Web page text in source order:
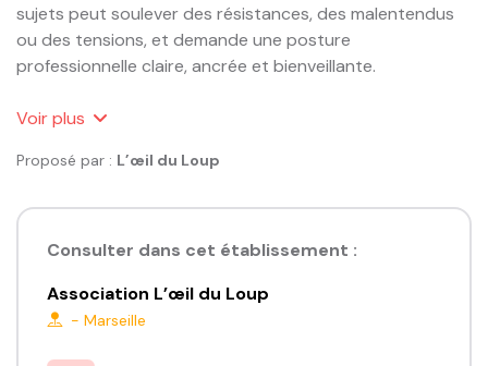
sujets peut soulever des résistances, des malentendus
ou des tensions, et demande une posture
professionnelle claire, ancrée et bienveillante.
Cette formation vise à accompagner les
sécurisant, à leur donner des repères pour comprendre
calme et recul aux situations complexes qu’ils·elles
peuvent rencontrer sur le terrain.
Public
Professionnel·les de santé, du social ou de l’EVARS
Voirplus
Proposé par : L’œil du Loup
Consulter dans cet établissement :
Association L’œil du Loup
- Marseille